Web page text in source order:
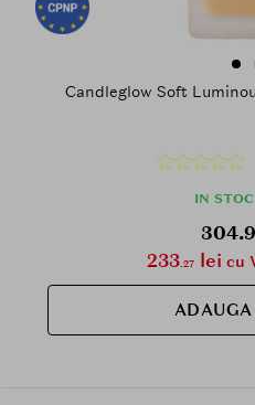
IN STOC
233.27 lei cu